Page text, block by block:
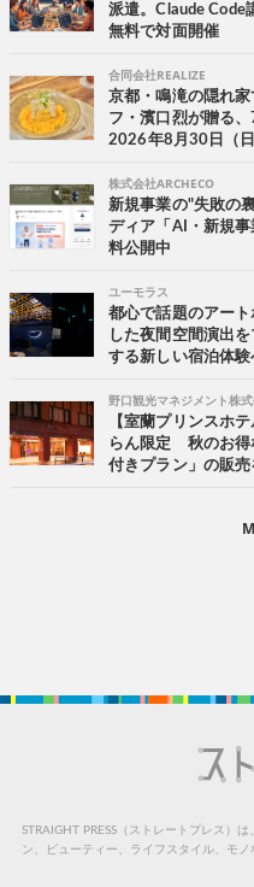
派遣。Claude Code
無料で対面開催
合同会社REALIZE
京都・鳴滝の隠れ
フ・濱口烈が贈る
2026年8月30日（
株式会社ARCHECO
新規事業の"失敗の
ディア「AI・新規
料公開中
ユーモラス
都心で話題のアー
した夜間空間演出
する新しい宿泊体験
野口観光マネジメント株
【室蘭プリンスホ
らん限定 秋のお
付きプラン」の販売
STRAIGHT PRESS（ストレートプレス）
ン、ビューティー、ライフスタイル、モノ